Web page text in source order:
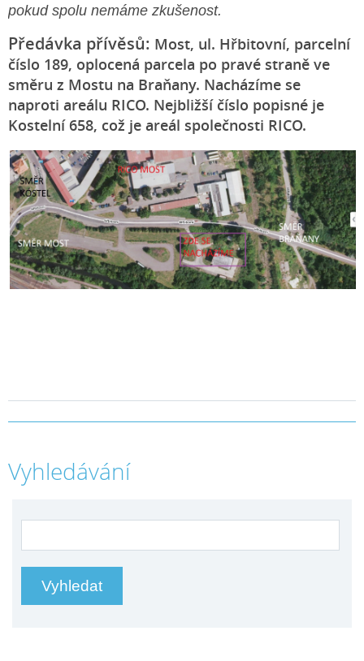
pokud spolu nemáme zkušenost.
Předávka přívěsů: Most, ul. Hřbitovní, parcelní
číslo 189, oplocená parcela po pravé straně ve
směru z Mostu na Braňany. Nacházíme se
naproti areálu RICO. Nejbližší číslo popisné je
Kostelní 658, což je areál společnosti RICO.
Vyhledávání